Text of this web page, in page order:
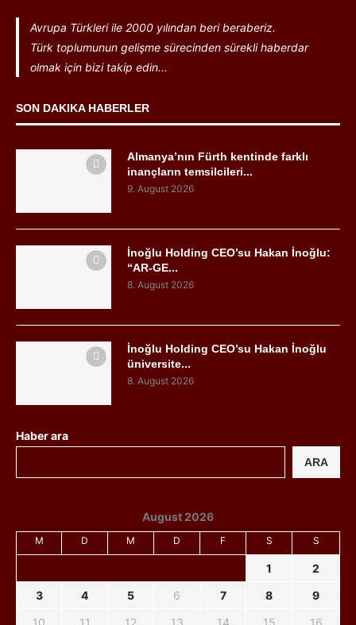
Avrupa Türkleri ile 2000 yılından beri beraberiz.
Türk toplumunun gelişme sürecinden sürekli haberdar
olmak için bizi takip edin...
SON DAKIKA HABERLER
Almanya’nın Fürth kentinde farklı
inançların temsilcileri...
9. August 2026
İnoğlu Holding CEO’su Hakan İnoğlu:
“AR-GE...
8. August 2026
İnoğlu Holding CEO’su Hakan İnoğlu
üniversite...
8. August 2026
Haber ara
ARA
August 2026
M D M D F S S
1
2
3
4 5 6 7 8
9